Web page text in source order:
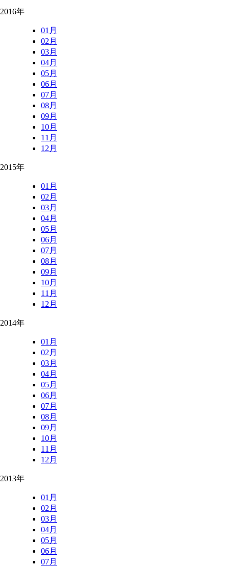
2016年
01月
02月
03月
04月
05月
06月
07月
08月
09月
10月
11月
12月
2015年
01月
02月
03月
04月
05月
06月
07月
08月
09月
10月
11月
12月
2014年
01月
02月
03月
04月
05月
06月
07月
08月
09月
10月
11月
12月
2013年
01月
02月
03月
04月
05月
06月
07月